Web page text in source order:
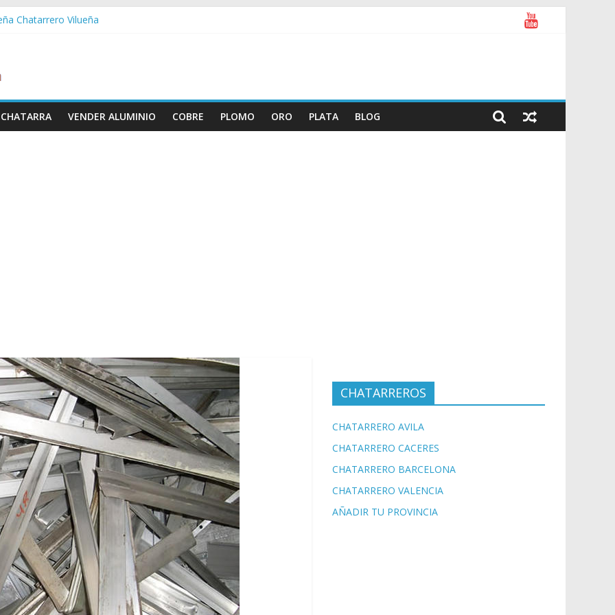
Chatarrero Vilueña
Chatarrero Zaida
Chatarrero Vistabella
VENDER ALUMINIO COBRE PLOMO ORO PLATA BLOG
CHATARREROS
CHATARRERO AVILA
CHATARRERO CACERES
CHATARRERO BARCELONA
CHATARRERO VALENCIA
AÑADIR TU PROVINCIA